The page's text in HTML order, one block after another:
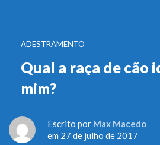
ADESTRAMENTO
Qual a raça de cão
mim?
Escrito por Max Macedo
em 27 de julho de 2017